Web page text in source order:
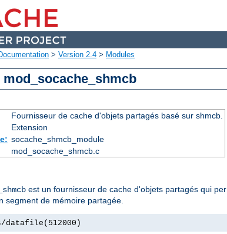
> Version 2.4 > Modules
mod_socache_shmcb
Fournisseur de cache d'objets partagés basé sur shmcb.
Extension
socache_shmcb_module
mod_socache_shmcb.c
est un fournisseur de cache d'objets partagés qui
segment de mémoire partagée.
datafile(512000)